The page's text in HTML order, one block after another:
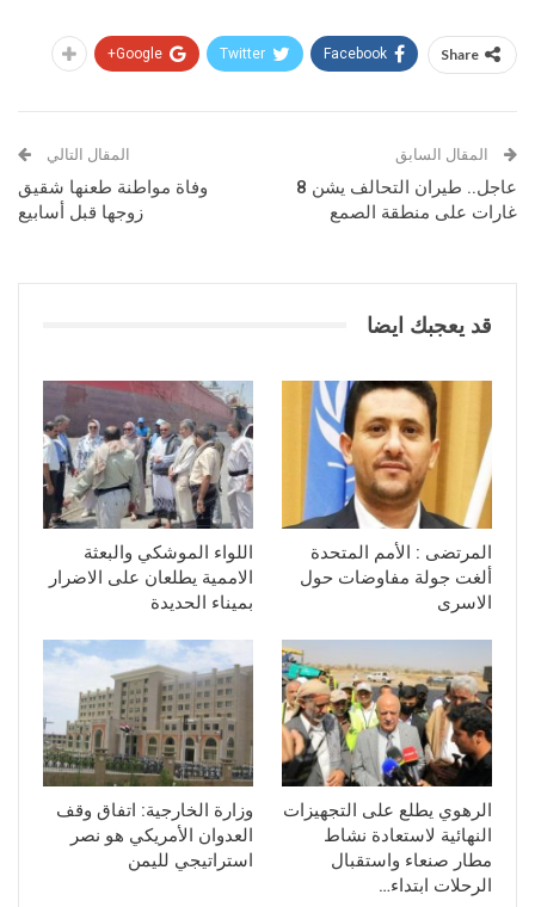
Share
Facebook
Twitter
Google+
المقال السابق
عاجل.. طيران التحالف يشن 8
غارات على منطقة الصمع
المقال التالي
وفاة مواطنة طعنها شقيق
زوجها قبل أسابيع
قد يعجبك ايضا
المرتضى : الأمم المتحدة
ألغت جولة مفاوضات حول
الاسرى
اللواء الموشكي والبعثة
الاممية يطلعان على الاضرار
بميناء الحديدة
الرهوي يطلع على التجهيزات
النهائية لاستعادة نشاط
مطار صنعاء واستقبال
الرحلات ابتداء…
وزارة الخارجية: اتفاق وقف
العدوان الأمريكي هو نصر
استراتيجي لليمن